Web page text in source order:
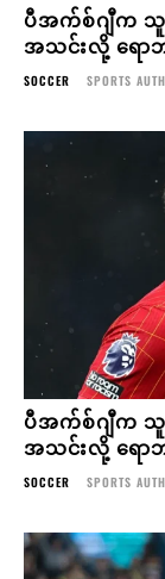
ပီအက်စ်ဂျီက
အသင်းလို့ ရေ
SOCCER SPORTS
ပီအက်စ်ဂျီက
အသင်းလို့ ရေ
SOCCER SPORTS